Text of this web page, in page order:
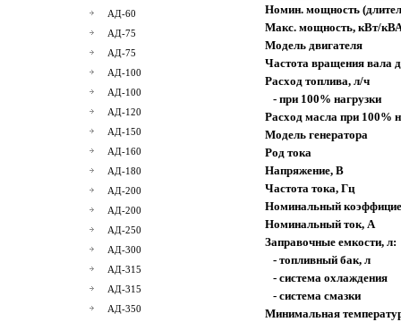
АД-60
АД-75
АД-75
АД-100
АД-100
АД-120
АД-150
АД-160
АД-180
АД-200
АД-200
АД-250
АД-300
АД-315
АД-315
АД-350
Номин. мощность
Макс. мощность, кВт/
Модель двигателя
Частота вращения вала
Расход топлива, л/ч
- при 100% нагрузки
Расход масла при 100%
Модель генератора
Род тока
Напряжение, В
Частота тока, Гц
Номинальный
Номинальный ток, А
Заправочные емкости, л:
- топливный бак, л
- система охлаждения
- система смазки
Минимальная